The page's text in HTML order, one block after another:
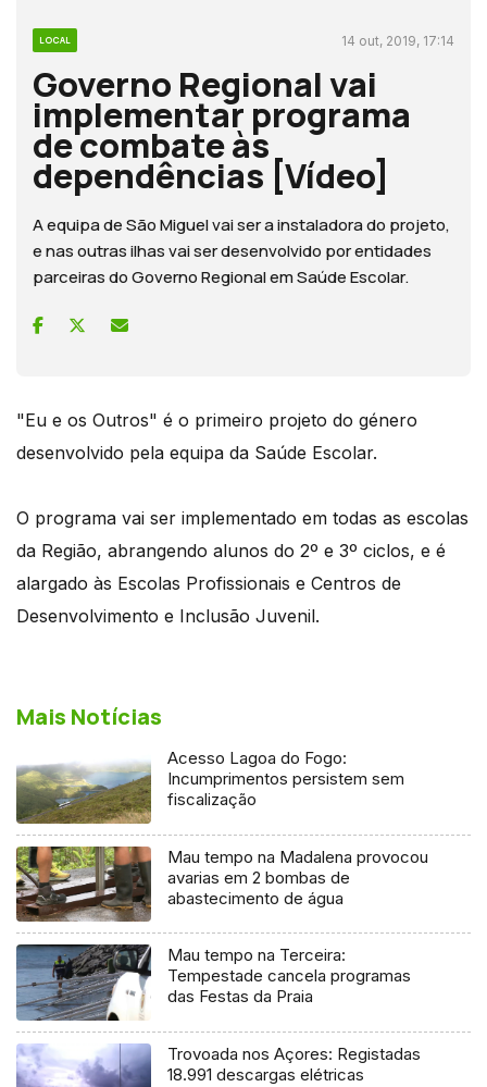
LOCAL 14 out, 2019, 17:14
Governo Regional vai
implementar programa
de combate às
dependências [Vídeo]
A equipa de São Miguel vai ser a instaladora do projeto,
e nas outras ilhas vai ser desenvolvido por entidades
parceiras do Governo Regional em Saúde Escolar.
"Eu e os Outros" é o primeiro projeto do género
desenvolvido pela equipa da Saúde Escolar.
O programa vai ser implementado em todas as escolas
da Região, abrangendo alunos do 2º e 3º ciclos, e é
alargado às Escolas Profissionais e Centros de
Desenvolvimento e Inclusão Juvenil.
Mais Notícias
Acesso Lagoa do Fogo:
Incumprimentos persistem sem
fiscalização
Mau tempo na Madalena provocou
avarias em 2 bombas de
abastecimento de água
Mau tempo na Terceira:
Tempestade cancela programas
das Festas da Praia
Trovoada nos Açores: Registadas
18.991 descargas elétricas